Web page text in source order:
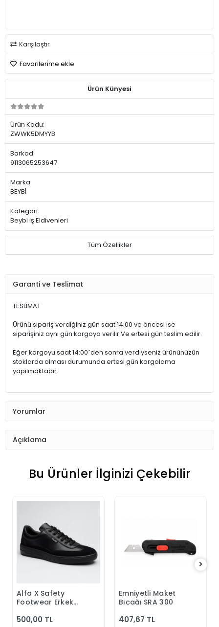
Karşılaştır
Favorilerime ekle
Ürün Künyesi
Ürün Kodu:
ZWWK5DMYYB
Barkod:
9113065253647
Marka:
BEYBİ
Kategori:
Beybi iş Eldivenleri
Tüm Özellikler
Garanti ve Teslimat
TESLİMAT
Ürünü sipariş verdiğiniz gün saat 14:00 ve öncesi ise
siparişiniz aynı gün kargoya verilir.Ve ertesi gün teslim edilir.
Eğer kargoyu saat 14:00`den sonra verdiyseniz ürününüzün
stoklarda olması durumunda ertesi gün kargolama
yapılmaktadır.
Yorumlar
Açıklama
Bu Ürünler İlginizi Çekebilir
Sepete Ekle
Alfa X Safety
Footwear Erkek
Klasik Ayakkabı
500,00 TL
Sepete Ekle
Emniyetli Maket
Bıçağı SRA 300
407,67 TL